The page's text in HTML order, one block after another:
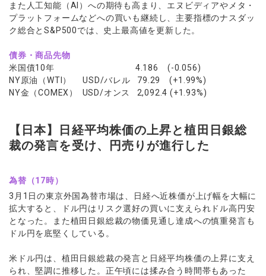
また人工知能（AI）への期待も高まり、エヌビディアやメタ・
プラットフォームなどへの買いも継続し、主要指標のナスダッ
ク総合とS&P500では、史上最高値を更新した。
債券・商品先物
米国債10年 4.186 (-0.056)
NY原油（WTI） USD/バレル 79.29 (+1.99%)
NY金（COMEX） USD/オンス 2,092.4 (+1.93%)
【日本】日経平均株価の上昇と植田日銀総
裁の発言を受け、円売りが進行した
為替（17時）
3月1日の東京外国為替市場は、日経へ近株価が上げ幅を大幅に
拡大すると、ドル円はリスク選好の買いに支えられドル高円安
となった。また植田日銀総裁の物価見通し達成への慎重発言も
ドル円を底堅くしている。
米ドル円は、植田日銀総裁の発言と日経平均株価の上昇に支え
られ、堅調に推移した。正午頃には揉み合う時間帯もあった